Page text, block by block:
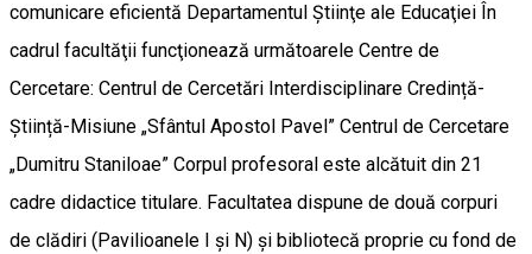
comunicare eficientă Departamentul Ştiinţe ale Educaţiei În
cadrul facultăţii funcţionează următoarele Centre de
Cercetare: Centrul de Cercetări Interdisciplinare Credință-
Știință-Misiune „Sfântul Apostol Pavel” Centrul de Cercetare
„Dumitru Staniloae” Corpul profesoral este alcătuit din 21
cadre didactice titulare. Facultatea dispune de două corpuri
de clădiri (Pavilioanele I şi N) şi bibliotecă proprie cu fond de